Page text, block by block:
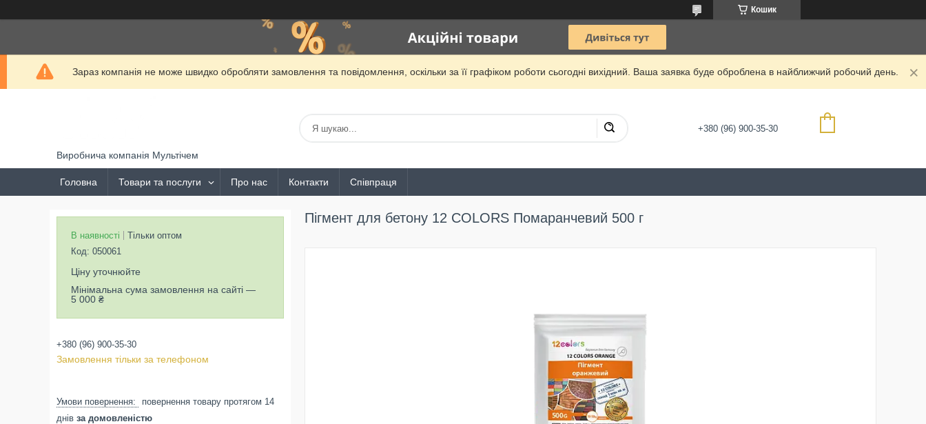
Кошик
Зараз компанія не може швидко обробляти замовлення та повідомлення, оскільки за її графіком роботи сьогодні вихідний. Ваша заявка буде оброблена в найближчий робочий день.
Виробнича компанія Мультічем
+380 (96) 900-35-30
Головна Товари та послуги Про нас Контакти Співпраця
Пігмент для бетону 12 COLORS Помаранчевий 500 г
В наявності
Тільки оптом
Код: 050061
Ціну уточнюйте
Мінімальна сума замовлення на сайті —
5 000 ₴
+380 (96) 900-35-30
Замовлення тільки за телефоном
повернення товару протягом 14
днів за домовленістю